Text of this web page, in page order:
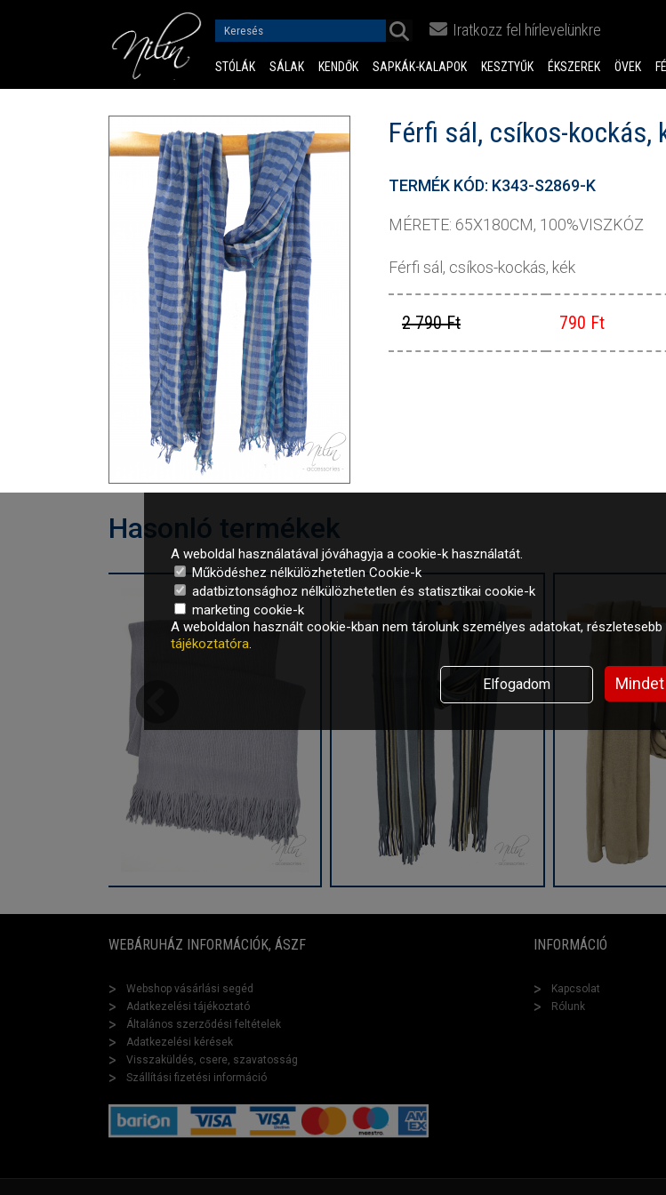
Iratkozz fel hírlevelünkre
STÓLÁK SÁLAK KENDŐK SAPKÁK-KALAPOK KESZTYŰK ÉKSZEREK ÖVEK
Férfi sál, csíkos-kockás,
TERMÉK KÓD: K343-S2869-K
MÉRETE: 65X180CM, 100%VISZKÓZ
Férfi sál, csíkos-kockás, kék
2 790 Ft 790 Ft
Hasonló termékek
WEBÁRUHÁZ INFORMÁCIÓK, ÁSZF
Webshop vásárlási segéd
Adatkezelési tájékoztató
Általános szerződési feltételek
Adatkezelési kérések
Visszaküldés, csere, szavatosság
Szállítási fizetési információ
INFORMÁCIÓ
Kapcsolat
Rólunk
A weboldal használatával jóváhagyja a cookie-k használatát.
Működéshez nélkülözhetetlen Cookie-k
adatbiztonsághoz nélkülözhetetlen és statisztikai cookie-k
marketing cookie-k
A weboldalon használt cookie-kban nem tárolunk személyes adatokat,
tájékoztatóra.
Elfogadom